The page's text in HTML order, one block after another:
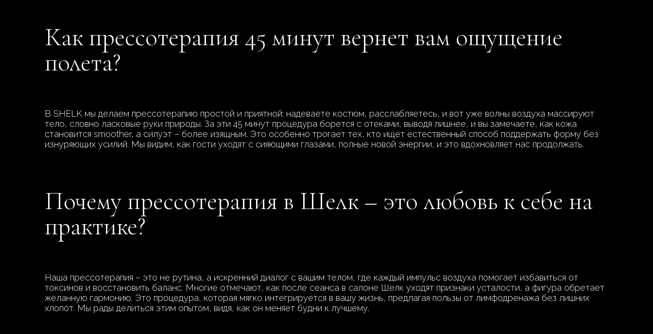
Как прессотерапия 45 минут вернет вам ощущение
полета?
В SHELK мы делаем прессотерапию простой и приятной: надеваете костюм, расслабляетесь, и вот уже волны воздуха массируют
тело, словно ласковые руки природы. За эти 45 минут процедура борется с отеками, выводя лишнее, и вы замечаете, как кожа
становится smoother, а силуэт – более изящным. Это особенно трогает тех, кто ищет естественный способ поддержать форму без
изнуряющих усилий. Мы видим, как гости уходят с сияющими глазами, полные новой энергии, и это вдохновляет нас продолжать.
Почему прессотерапия в Шелк – это любовь к себе на
практике?
Наша прессотерапия – это не рутина, а искренний диалог с вашим телом, где каждый импульс воздуха помогает избавиться от
токсинов и восстановить баланс. Многие отмечают, как после сеанса в салоне Шелк уходят признаки усталости, а фигура обретает
желанную гармонию. Это процедура, которая мягко интегрируется в вашу жизнь, предлагая пользы от лимфодренажа без лишних
хлопот. Мы рады делиться этим опытом, видя, как он меняет будни к лучшему.